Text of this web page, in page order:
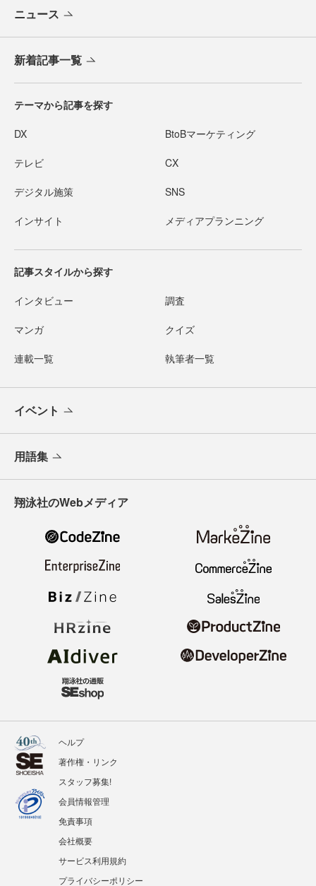
ニュース
新着記事一覧
テーマから記事を探す
DX BtoBマーケティング
テレビ CX
デジタル施策 SNS
インサイト メディアプランニング
記事スタイルから探す
インタビュー 調査
マンガ クイズ
連載一覧 執筆者一覧
イベント
用語集
翔泳社のWebメディア
ヘルプ
著作権・リンク
スタッフ募集!
会員情報管理
免責事項
会社概要
サービス利用規約
プライバシーポリシー